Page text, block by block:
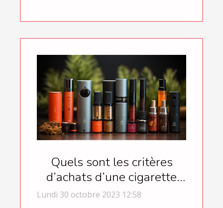
Quels sont les critères
d’achats d’une cigarette
électronique ?
Lundi 30 octobre 2023 12:58